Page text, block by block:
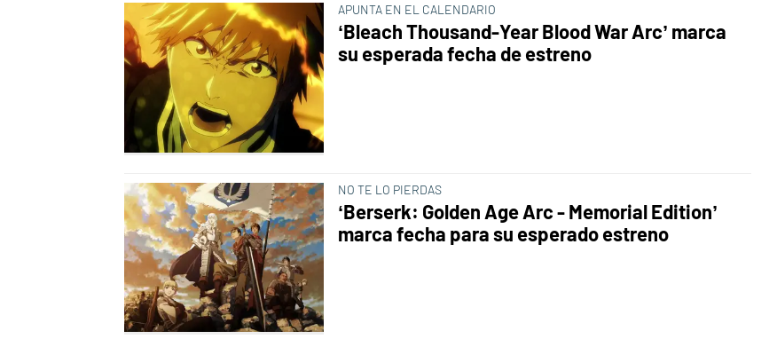
APUNTA EN EL CALENDARIO
‘Bleach Thousand-Year Blood War Arc’ marca
su esperada fecha de estreno
NO TE LO PIERDAS
‘Berserk: Golden Age Arc - Memorial Edition’
marca fecha para su esperado estreno